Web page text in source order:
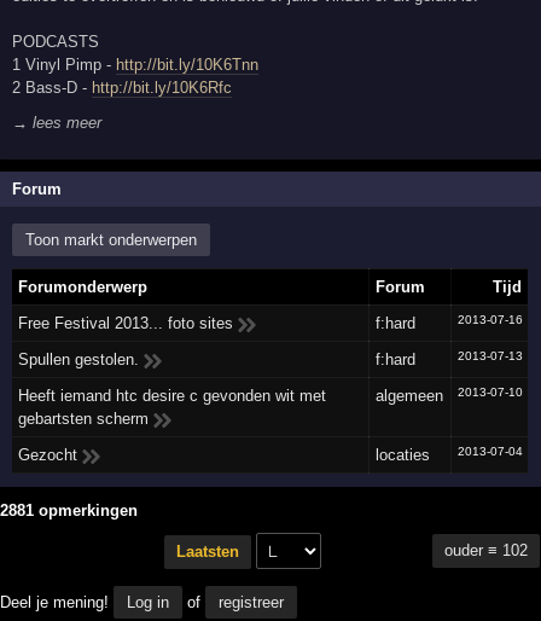
PODCASTS
1 Vinyl Pimp - http://bit.ly/10K6Tnn
2 Bass-D - http://bit.ly/10K6Rfc
→ lees meer
Forum
Toon markt onderwerpen
Forumonderwerp Forum
Tijd
Free Festival 2013... foto sites
f:hard 2013-07-16
Spullen gestolen. f:hard 2013-07-13
Heeft iemand htc desire c gevonden wit met
gebartsten scherm
algemeen 2013-07-10
Gezocht locaties 2013-07-04
2881 opmerkingen
Laatsten ouder ≡ 102
Deel je mening! Log in of registreer